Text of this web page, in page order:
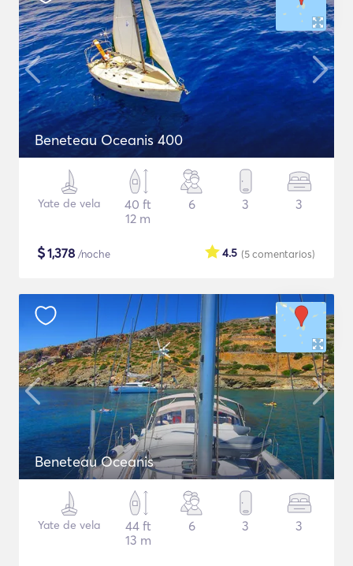
Beneteau Oceanis 400
Yate de vela
40 ft
12 m
6 3 3
$1,378 /noche (5comentarios)
4.5
Beneteau Oceanis
Yate de vela
44 ft
13 m
6 3 3